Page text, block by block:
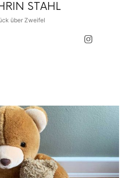
STAHL
über Zweifel